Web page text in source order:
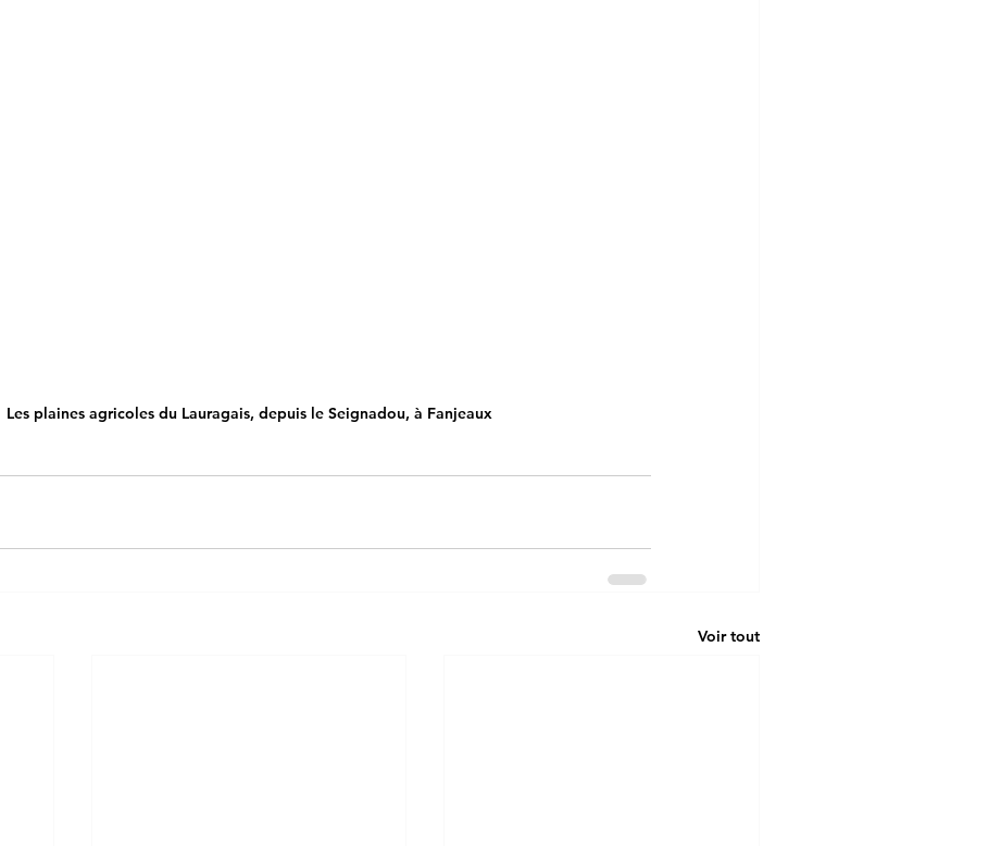
Les plaines agricoles du Lauragais, depuis le Seignadou, à Fanjeaux
Voir tout